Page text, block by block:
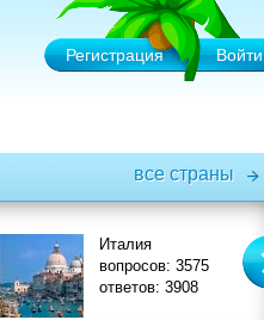
Регистрация Войти
все страны
Италия
вопросов: 3575
ответов: 3908